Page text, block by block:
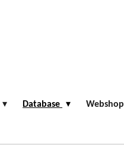
Database Webshop